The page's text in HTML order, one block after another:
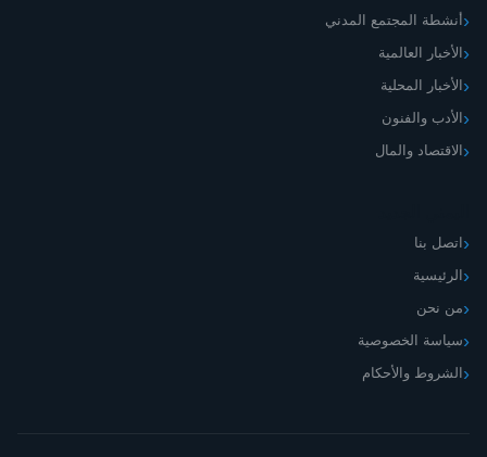
أنشطة المجتمع المدني
الأخبار العالمية
الأخبار المحلية
الأدب والفنون
الاقتصاد والمال
اتصل بنا
الرئيسية
من نحن
سياسة الخصوصية
الشروط والأحكام